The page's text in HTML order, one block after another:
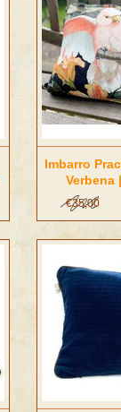
Imbarro
Verbena
€35,00